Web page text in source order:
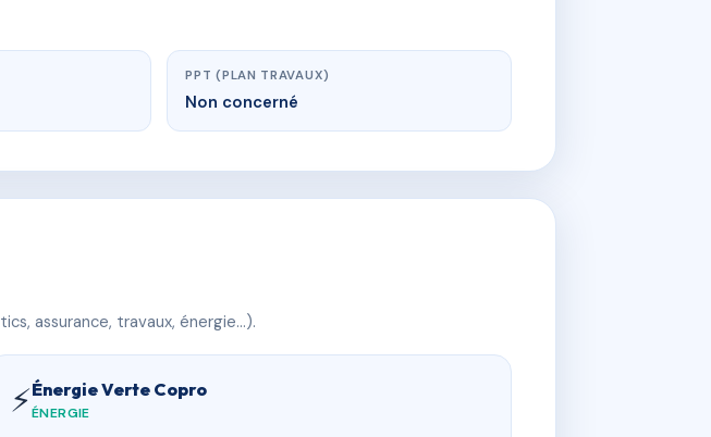
PPT (PLAN TRAVAUX)
Non concerné
assurance, travaux, énergie…).
⚡Énergie Verte Copro
ÉNERGIE